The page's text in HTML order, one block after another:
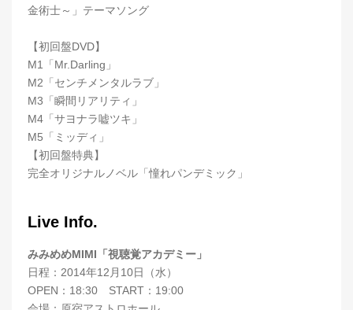
金術士～」テーマソング
【初回盤DVD】
M1「Mr.Darling」
M2「センチメンタルラブ」
M3「瞬間リアリティ」
M4「サヨナラ嘘ツキ」
M5「ミッディ」
【初回盤特典】
完全オリジナルノベル「憧れパンデミック」
Live Info.
みみめめMIMI「視聴覚アカデミー」
日程：2014年12月10日（水）
OPEN：18:30 START：19:00